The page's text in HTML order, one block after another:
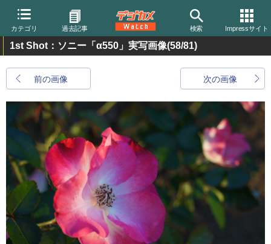
カテゴリ 過去記事 検索 Impressサイト
1st Shot：ソニー「α550」実写画像(58/81)
前の画像 次の画像